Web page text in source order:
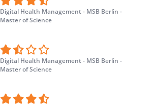
Digital Health Management - MSB Berlin -
Master of Science
Digital Health Management - MSB Berlin -
Master of Science